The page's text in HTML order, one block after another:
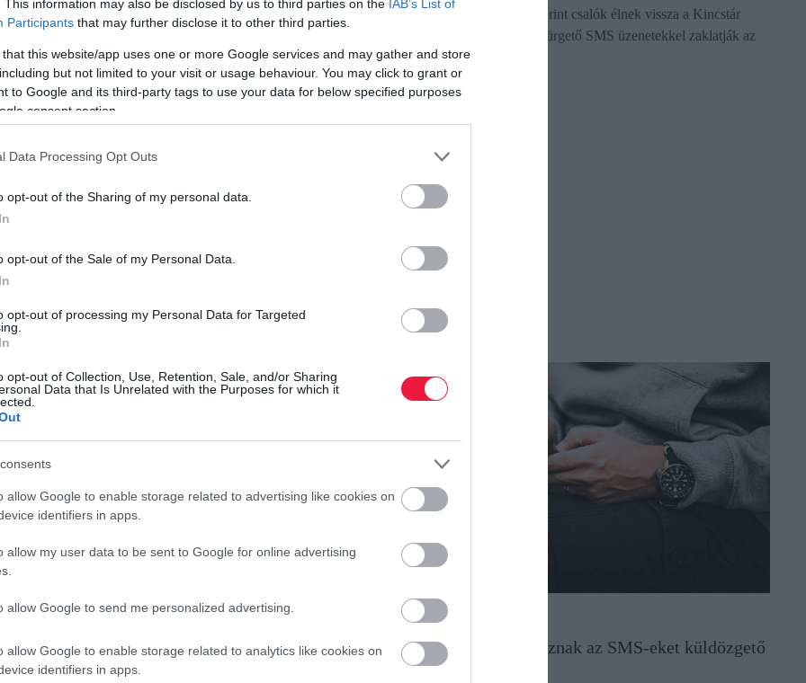
This information may also be disclosed by us to third parties on the IAB’s List of
Participants that may further disclose it to other third parties.
that this website/app uses one or more Google services and may gather and store
but not limited to your visit or usage behaviour. You may click to grant or
to Google and its third-party tags to use your data for below specified purposes
consent section.
Data Processing Opt Outs
opt-out of the Sharing of my personal data.
opt-out of the Sale of my Personal Data.
opt-out of processing my Personal Data for Targeted
opt-out of Collection, Use, Retention, Sale, and/or Sharing
Data that Is Unrelated with the Purposes for which it
allow Google to enable storage related to advertising like cookies on
identifiers in apps.
allow my user data to be sent to Google for online advertising
allow Google to send me personalized advertising.
allow Google to enable storage related to analytics like cookies on
identifiers in apps.
Államkincstár (MÁK) nevével - közölte a szervezet. Erre figyelj,
appban. A tájékoztatás szerint csalók élnek vissza a Kincstár
nevével, adategyeztetést sürgető SMS üzenetekkel zaklatják az
ügyfeleket…
Riasztás az OTP-től: új, ravaszabb módszerre
váltottak a csalók
JOG
A TAJ-kártyákra utaznak az SMS-eket küldözgető
csalók